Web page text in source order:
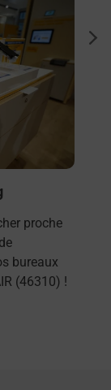
proche
bureaux
(46310) !